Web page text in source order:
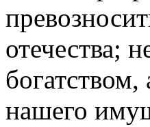
отечества;
нашего